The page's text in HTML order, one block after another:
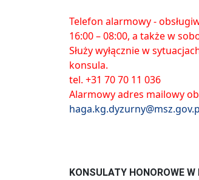
Telefon alarmowy -
16:00 – 08:00, a także w
Służy wyłącznie w
konsula.
tel. +31 70 70 11 036
Alarmowy adres mailowy
KONSULATY HONOROWE W